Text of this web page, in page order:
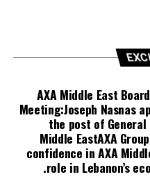
AXA Middle East
Meeting:Joseph Nasnas
the post of General
Middle EastAXA
confidence in AXA
role in Lebanon’s